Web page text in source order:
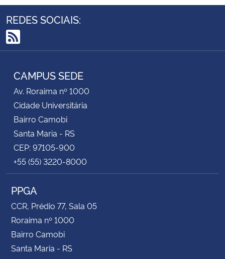
REDES SOCIAIS:
RSS
CAMPUS SEDE
Av. Roraima nº 1000
Cidade Universitária
Bairro Camobi
Santa Maria - RS
CEP: 97105-900
+55 (55) 3220-8000
PPGA
CCR, Prédio 77, Sala 05
Roraima nº 1000
Bairro Camobi
Santa Maria - RS